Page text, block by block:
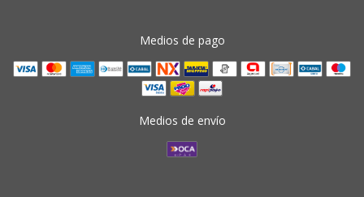
Medios de pago
Medios de envío